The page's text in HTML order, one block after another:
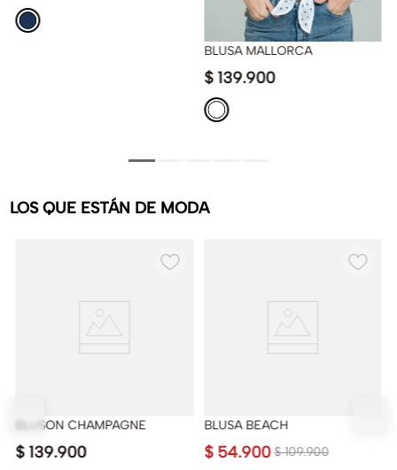
BLUSA MALLORCA
$ 139.900
LOS QUE ESTÁN DE MODA
BLUSON CHAMPAGNE
$ 139.900
BLUSA BEACH
$ 109.900
$ 54.900